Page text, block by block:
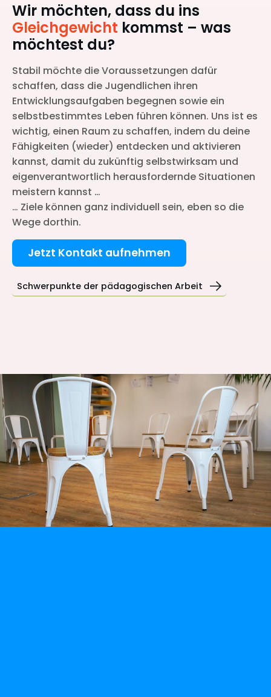
Wir möchten, dass du ins
Gleichgewicht kommst – was
möchtest du?
Stabil möchte die Voraussetzungen dafür
schaffen, dass die Jugendlichen ihren
Entwicklungsaufgaben begegnen sowie ein
selbstbestimmtes Leben führen können. Uns ist es
wichtig, einen Raum zu schaffen, indem du deine
Fähigkeiten (wieder) entdecken und aktivieren
kannst, damit du zukünftig selbstwirksam und
eigenverantwortlich herausfordernde Situationen
meistern kannst …
… Ziele können ganz individuell sein, eben so die
Wege dorthin.
Jetzt Kontakt aufnehmen
Schwerpunkte der pädagogischen Arbeit